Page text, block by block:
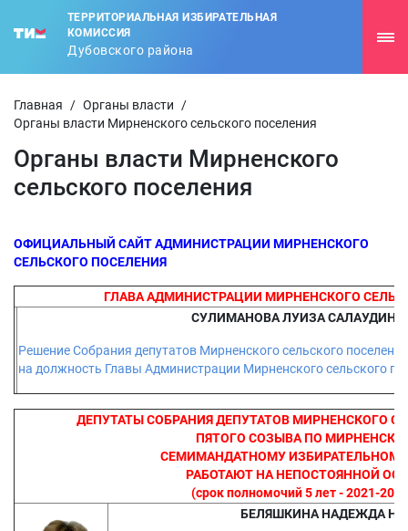
ТЕРРИТОРИАЛЬНАЯ ИЗБИРАТЕЛЬНАЯ
КОМИССИЯ
Дубовского района
Главная / Органы власти
/
Органы власти Мирненского сельского поселения
Органы власти Мирненского
сельского поселения
ОФИЦИАЛЬНЫЙ САЙТ АДМИНИСТРАЦИИ МИРНЕНСКОГО
СЕЛЬСКОГО ПОСЕЛЕНИЯ
ГЛАВА АДМИНИСТРАЦИИ МИРНЕНСКОГО
СУЛИМАНОВА ЛУИЗА
Решение Собрания депутатов Мирненского сельского
на должность Главы Администрации Мирненского сельского
ДЕПУТАТЫ СОБРАНИЯ ДЕПУТАТОВ МИРНЕНСКОГО
ПЯТОГО СОЗЫВА ПО
СЕМИМАНДАТНОМУ ИЗБИРАТЕЛЬНОМУ
РАБОТАЮТ НА НЕПОСТОЯННОЙ
(срок полномочий 5 лет - 2021-
БЕЛЯШКИНА НАДЕЖДА